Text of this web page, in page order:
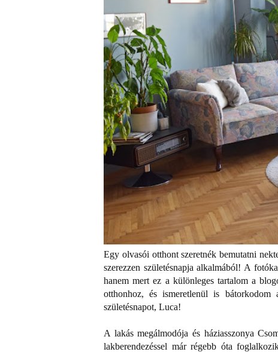
Egy olvasói otthont szeretnék bemutatni
szerezzen születésnapja alkalmából! A
hanem mert ez a különleges tartalom a
otthonhoz, és ismeretlenül is
születésnapot, Luca!
A lakás megálmodója és háziasszonya
lakberendezéssel már régebb óta